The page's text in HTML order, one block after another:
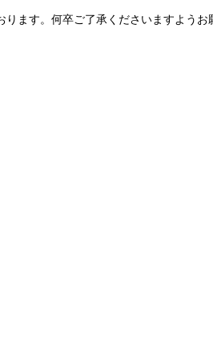
ます。何卒ご了承くださいますようお